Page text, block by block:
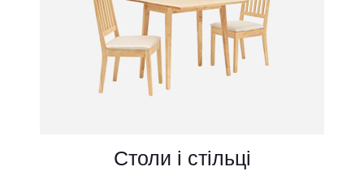
Дитячі меблі
Перейти в каталог →
Столи і стільці